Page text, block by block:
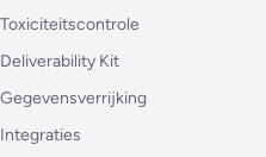
Toxiciteitscontrole
Deliverability Kit
Gegevensverrijking
Integraties